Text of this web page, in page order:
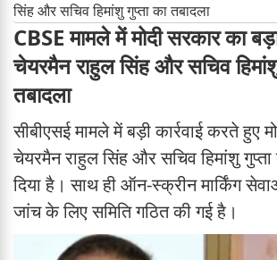
सिंह और सचिव हिमांशु गुप्ता का तबादला
CBSE मामले में मोदी सरकार का
चेयरमैन राहुल सिंह और सचिव
तबादला
सीबीएसई मामले में बड़ी कार्रवाई करते हुए
चेयरमैन राहुल सिंह और सचिव हिमांशु
दिया है। साथ ही ऑन-स्क्रीन मार्किंग
जांच के लिए समिति गठित की गई है।